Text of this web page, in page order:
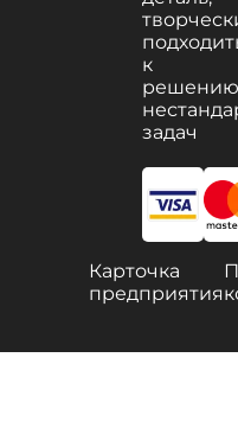
к
решению
задач
Карточка
предприятия